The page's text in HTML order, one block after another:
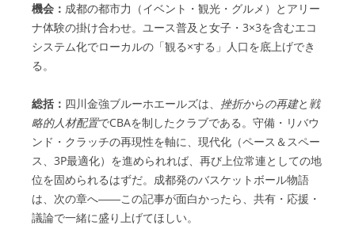
機会： 成都の都市力（イベント・観光・グルメ）とアリー
ナ体験の掛け合わせ。ユース普及と女子・3×3を含むエコ
システム化でローカルの「観る×する」人口を底上げでき
る。
総括： 四川金強ブルーホエールズは、 挫折からの再建と戦
略的人材配置でCBAを制したクラブである。守備・リバウ
ンド・クラッチの再現性を軸に、現代化（ペース＆スペー
ス、3P最適化）を進められれば、再び上位常連としての地
位を固められるはずだ。成都発のバスケットボール物語
は、次の章へ――この記事が面白かったら、共有・応援・
議論で一緒に盛り上げてほしい。